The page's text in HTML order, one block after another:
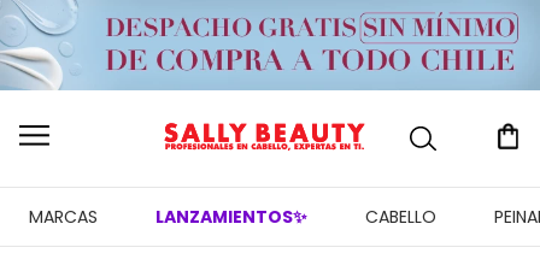
MARCAS LANZAMIENTOS✨ CABELLO